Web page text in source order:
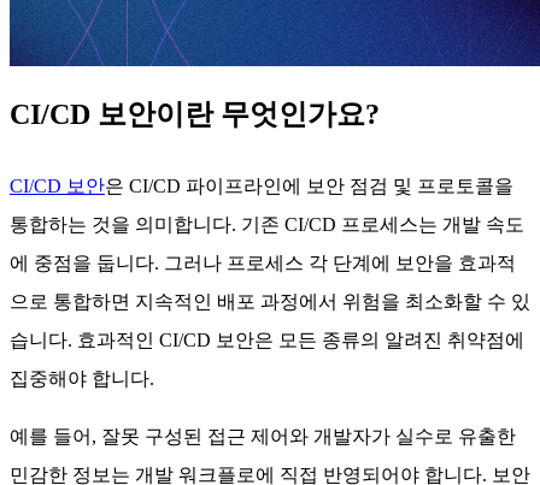
CI/CD 보안이란 무엇인가요?
CI/CD 보안은 CI/CD 파이프라인에 보안 점검 및 프로토콜을
통합하는 것을 의미합니다. 기존 CI/CD 프로세스는 개발 속도
에 중점을 둡니다. 그러나 프로세스 각 단계에 보안을 효과적
으로 통합하면 지속적인 배포 과정에서 위험을 최소화할 수 있
습니다. 효과적인 CI/CD 보안은 모든 종류의 알려진 취약점에
집중해야 합니다.
예를 들어, 잘못 구성된 접근 제어와 개발자가 실수로 유출한
민감한 정보는 개발 워크플로에 직접 반영되어야 합니다. 보안